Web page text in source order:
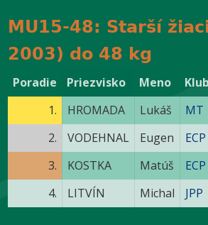
MU15-48: Starší
2003) do 48 kg
Poradie Priezvisko Meno Klub
1.
HROMADA Lukáš MT
2.
VODEHNAL Eugen ECP
3.
KOSTKA Matúš ECP
4.
LITVÍN Michal JPP